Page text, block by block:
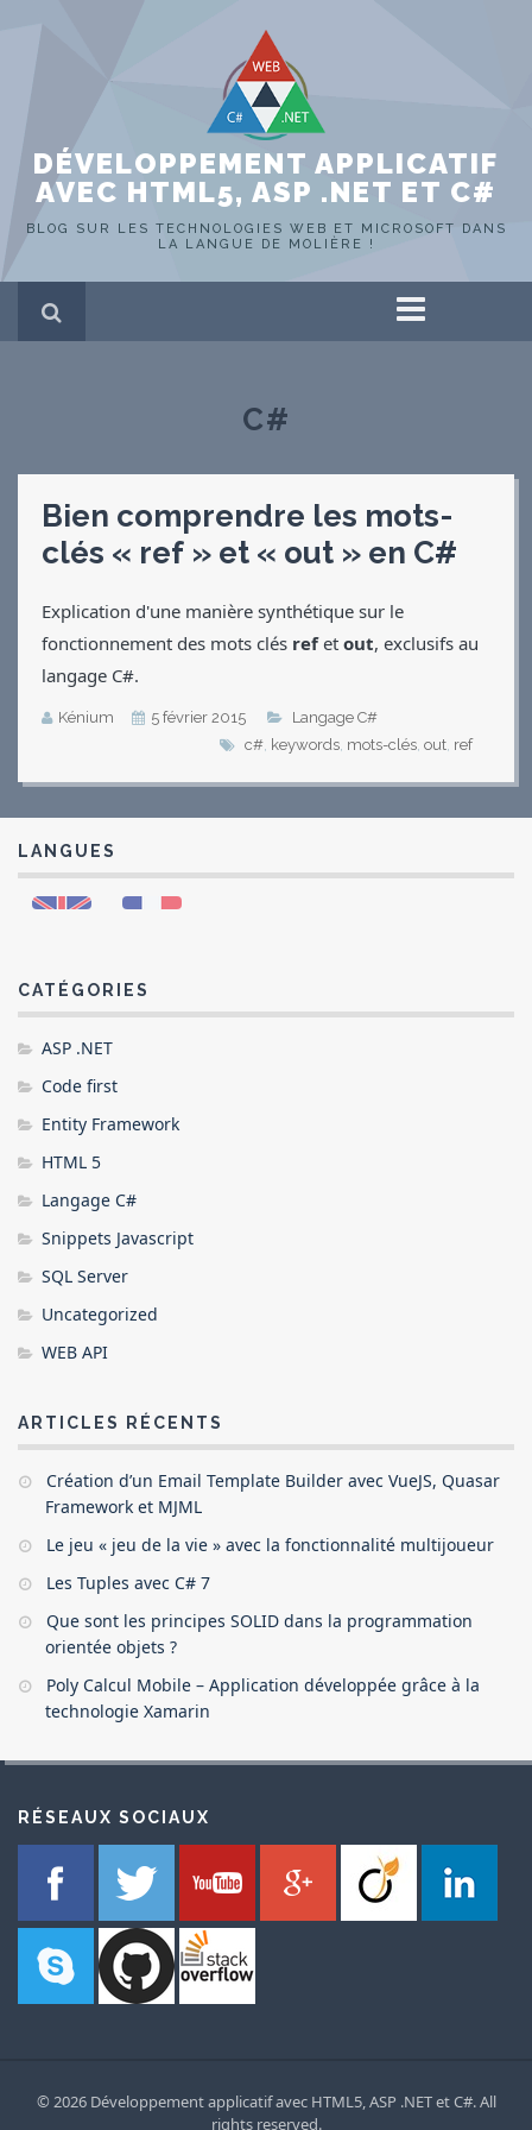
DÉVELOPPEMENT APPLICATIF
AVEC HTML5, ASP .NET ET C#
BLOG SUR LES TECHNOLOGIES WEB ET MICROSOFT DANS
LA LANGUE DE MOLIÈRE !
Hors-sujet
Portfolio
WEB
Applications
Contact
C#
Bien comprendre les mots-
clés « ref » et « out » en C#
Explication d'une manière synthétique sur le
fonctionnement des mots clés refet out, exclusifs au
langage C#.
Kénium 5 février 2015
Langage C#
c#, keywords, mots-clés, out, ref
LANGUES
CATÉGORIES
ASP .NET
Code first
Entity Framework
HTML 5
Langage C#
Snippets Javascript
SQL Server
Uncategorized
WEB API
ARTICLES RÉCENTS
Création d’un Email Template Builder avec VueJS, Quasar
Framework et MJML
Le jeu « jeu de la vie » avec la fonctionnalité multijoueur
Les Tuples avec C# 7
Que sont les principes SOLID dans la programmation
orientée objets ?
Poly Calcul Mobile – Application développée grâce à la
technologie Xamarin
RÉSEAUX SOCIAUX
© 2026 Développement applicatif avec HTML5, ASP .NET et C#. All
rights reserved.